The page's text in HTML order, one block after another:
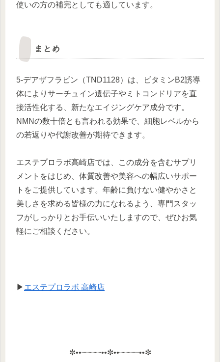
使いの方の補完としても適しています。
まとめ
5-デアザフラビン（TND1128）は、ビタミンB2誘導
体によりサーチュイン遺伝子やミトコンドリアを直
接活性化する、新たなエイジングケア成分です。
NMNの数十倍とも言われる効果で、細胞レベルから
の若返りや代謝改善が期待できます。
エステプロラボ高崎店では、この成分を含むサプリ
メントをはじめ、体質改善や美容への幅広いサポー
トをご提供しています。年齢に負けない健やかさと
美しさを求める皆様の力になれるよう、専門スタッ
フがしっかりとお手伝いいたしますので、ぜひお気
軽にご相談ください。
▶ エステプロラボ 高崎店
✼••┈┈┈┈••✼••┈┈┈┈••✼